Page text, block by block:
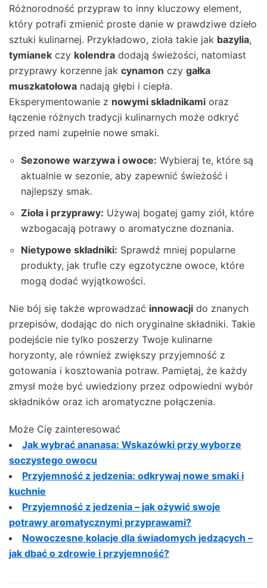
Różnorodność przypraw to inny kluczowy element,
który potrafi zmienić proste danie w prawdziwe dzieło
sztuki kulinarnej. Przykładowo, zioła takie jak bazylia,
tymianek czy kolendra dodają świeżości, natomiast
przyprawy korzenne jak cynamon czy gałka
muszkatołowa nadają głębi i ciepła.
Eksperymentowanie z nowymi składnikami oraz
łączenie różnych tradycji kulinarnych może odkryć
przed nami zupełnie nowe smaki.
Sezonowe warzywa i owoce: Wybieraj te, które są
aktualnie w sezonie, aby zapewnić świeżość i
najlepszy smak.
Zioła i przyprawy: Używaj bogatej gamy ziół, które
wzbogacają potrawy o aromatyczne doznania.
Nietypowe składniki: Sprawdź mniej popularne
produkty, jak trufle czy egzotyczne owoce, które
mogą dodać wyjątkowości.
Nie bój się także wprowadzać innowacji do znanych
przepisów, dodając do nich oryginalne składniki. Takie
podejście nie tylko poszerzy Twoje kulinarne
horyzonty, ale również zwiększy przyjemność z
gotowania i kosztowania potraw. Pamiętaj, że każdy
zmysł może być uwiedziony przez odpowiedni wybór
składników oraz ich aromatyczne połączenia.
Może Cię zainteresować
Jak wybrać ananasa: Wskazówki przy wyborze
soczystego owocu
Przyjemność z jedzenia: odkrywaj nowe smaki i
kuchnie
Przyjemność z jedzenia – jak ożywić swoje
potrawy aromatycznymi przyprawami?
Nowoczesne kolacje dla świadomych jedzących –
jak dbać o zdrowie i przyjemność?